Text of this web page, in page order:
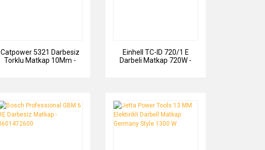
Catpower 5321 Darbesiz
Torklu Matkap 10Mm -
Einhell TC-ID 720/1 E
Darbeli Matkap 720W -